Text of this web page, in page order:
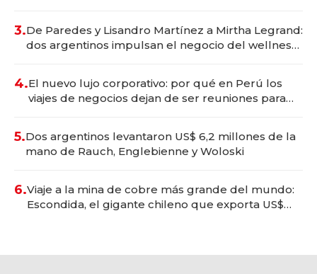
3.De Paredes y Lisandro Martínez a Mirtha Legrand:
dos argentinos impulsan el negocio del wellness
4.El nuevo lujo corporativo: por qué en Perú los
viajes de negocios dejan de ser reuniones para
5.Dos argentinos levantaron US$ 6,2 millones de la
mano de Rauch, Englebienne y Woloski
6.Viaje a la mina de cobre más grande del mundo:
Escondida, el gigante chileno que exporta US$